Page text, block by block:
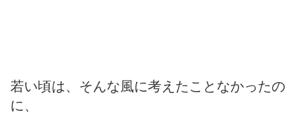
若い頃は、そんな風に考えたことなかったの
に、